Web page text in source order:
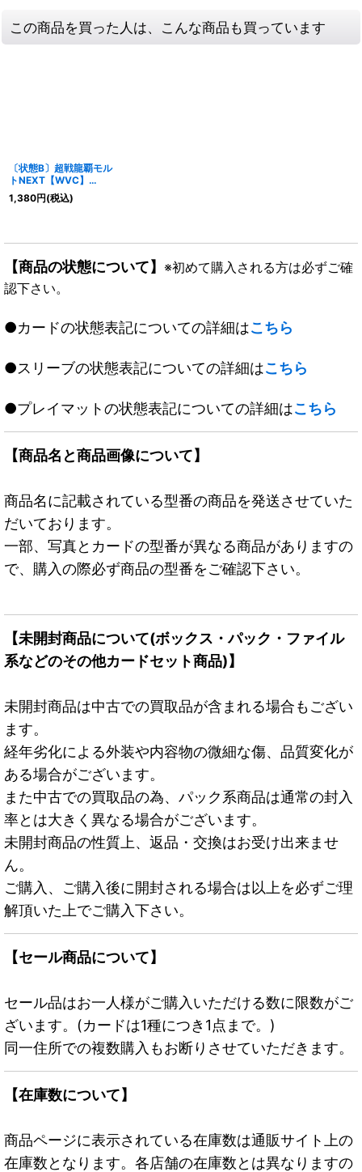
この商品を買った人は、こんな商品も買っています
〔状態B〕超戦龍覇モル
トNEXT【WVC】
{EX17W17/W20}《火》
1,380円(税込)
【商品の状態について】 ※初めて購入される方は必ずご確
認下さい。
●カードの状態表記についての詳細はこちら
●スリーブの状態表記についての詳細はこちら
●プレイマットの状態表記についての詳細はこちら
【商品名と商品画像について】
商品名に記載されている型番の商品を発送させていた
だいております。
一部、写真とカードの型番が異なる商品がありますの
で、購入の際必ず商品の型番をご確認下さい。
【未開封商品について(ボックス・パック・ファイル
系などのその他カードセット商品)】
未開封商品は中古での買取品が含まれる場合もござい
ます。
経年劣化による外装や内容物の微細な傷、品質変化が
ある場合がございます。
また中古での買取品の為、パック系商品は通常の封入
率とは大きく異なる場合がございます。
未開封商品の性質上、返品・交換はお受け出来ませ
ん。
ご購入、ご購入後に開封される場合は以上を必ずご理
解頂いた上でご購入下さい。
【セール商品について】
セール品はお一人様がご購入いただける数に限数がご
ざいます。(カードは1種につき1点まで。)
同一住所での複数購入もお断りさせていただきます。
【在庫数について】
商品ページに表示されている在庫数は通販サイト上の
在庫数となります。各店舗の在庫数とは異なりますの